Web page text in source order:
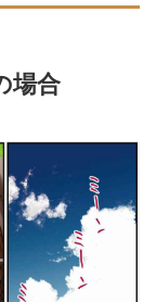
場合